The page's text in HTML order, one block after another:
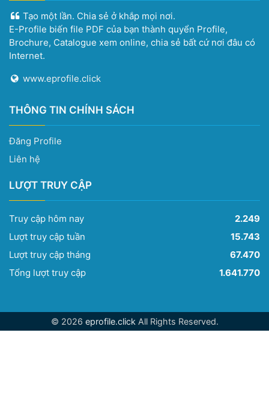
Tạo một lần. Chia sẻ ở khắp mọi nơi.
E-Profile biến file PDF của bạn thành quyển Profile,
Brochure, Catalogue xem online, chia sẻ bất cứ nơi đâu có
Internet.
www.eprofile.click
THÔNG TIN CHÍNH SÁCH
Đăng Profile
Liên hệ
LƯỢT TRUY CẬP
Truy cập hôm nay
2.249
Lượt truy cập tuần
15.743
Lượt truy cập tháng
67.470
Tổng lượt truy cập
1.641.770
© 2026 eprofile.click All Rights Reserved.